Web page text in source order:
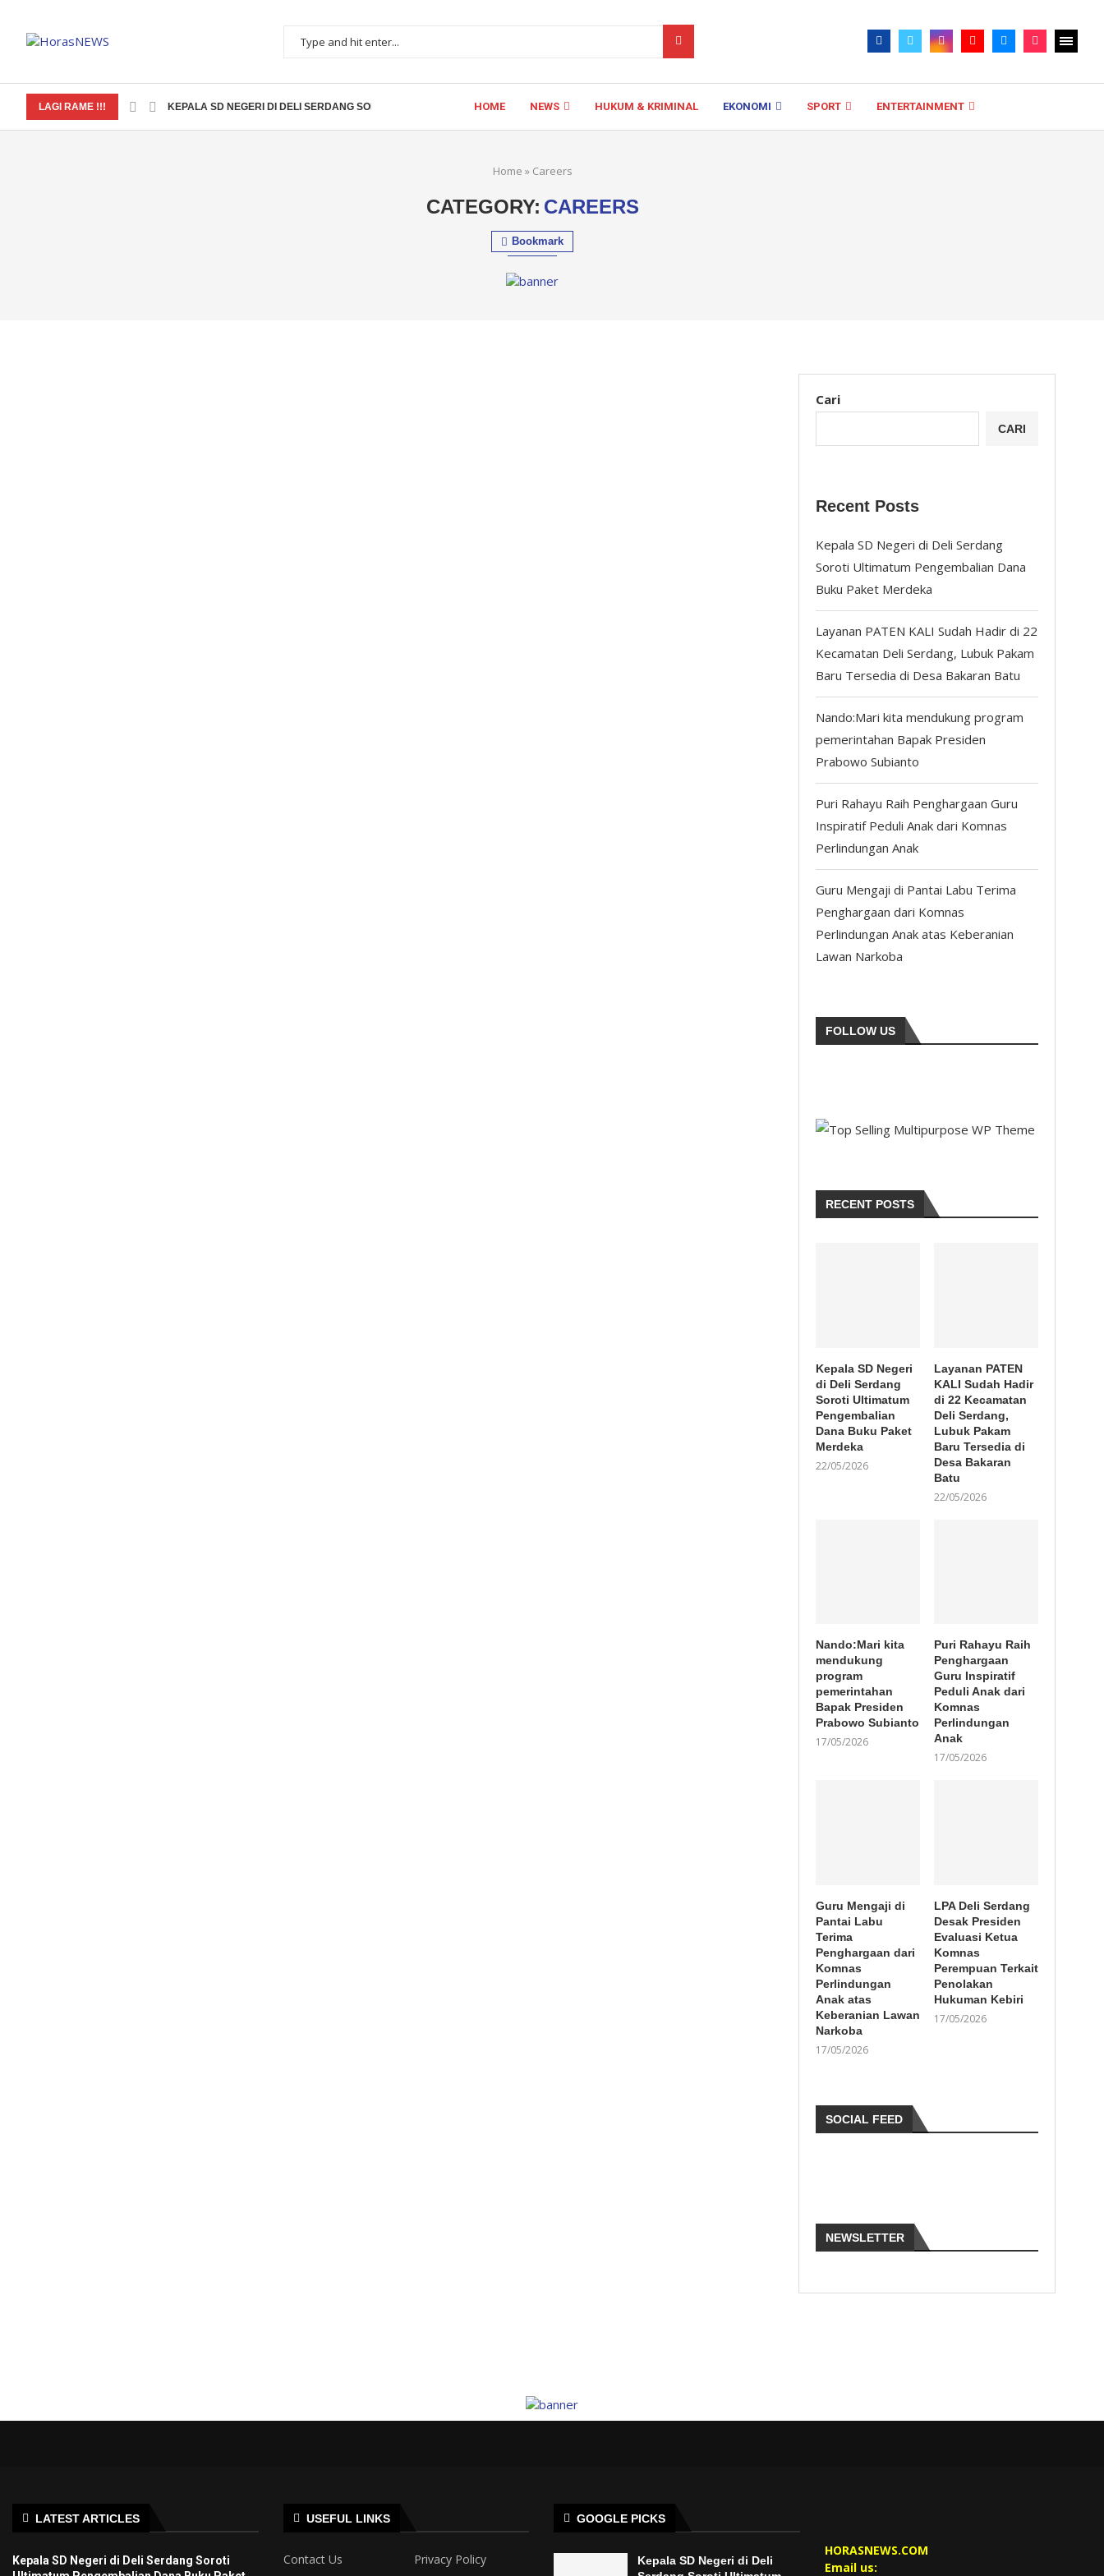
LAGI RAME !!! KEPALA SD NEGERI DI DELI SERDANG SOROTI ULTIMATUM... HOME NEWS HUKUM & KRIMINAL EKONOMI SPORT ENTERTAINMENT
Home » Careers
CATEGORY: CAREERS
Bookmark
Cari
CARI
Recent Posts
Kepala SD Negeri di Deli Serdang
Soroti Ultimatum Pengembalian Dana
Buku Paket Merdeka
Layanan PATEN KALI Sudah Hadir di 22
Kecamatan Deli Serdang, Lubuk Pakam
Baru Tersedia di Desa Bakaran Batu
Nando:Mari kita mendukung program
pemerintahan Bapak Presiden
Prabowo Subianto
Puri Rahayu Raih Penghargaan Guru
Inspiratif Peduli Anak dari Komnas
Perlindungan Anak
Guru Mengaji di Pantai Labu Terima
Penghargaan dari Komnas
Perlindungan Anak atas Keberanian
Lawan Narkoba
FOLLOW US
RECENT POSTS
Kepala SD Negeri
di Deli Serdang
Soroti Ultimatum
Pengembalian
Dana Buku Paket
Merdeka
22/05/2026
Layanan PATEN
KALI Sudah Hadir
di 22 Kecamatan
Deli Serdang,
Lubuk Pakam
Baru Tersedia di
Desa Bakaran
Batu
22/05/2026
Nando:Mari kita
mendukung
program
pemerintahan
Bapak Presiden
Prabowo Subianto
17/05/2026
Puri Rahayu Raih
Penghargaan
Guru Inspiratif
Peduli Anak dari
Komnas
Perlindungan
Anak
17/05/2026
Guru Mengaji di
Pantai Labu
Terima
Penghargaan dari
Komnas
Perlindungan
Anak atas
Keberanian Lawan
Narkoba
17/05/2026
LPA Deli Serdang
Desak Presiden
Evaluasi Ketua
Komnas
Perempuan Terkait
Penolakan
Hukuman Kebiri
17/05/2026
SOCIAL FEED
NEWSLETTER
LATEST ARTICLES
Kepala SD Negeri di Deli Serdang Soroti
USEFUL LINKS
Contact Us
Privacy Policy
GOOGLE PICKS
Kepala SD Negeri di Deli
HORASNEWS.COM
Email us: